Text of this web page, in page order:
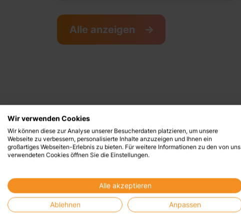
Alle anzeigen
Pressemitteilungen
Wir verwenden Cookies
Wir können diese zur Analyse unserer Besucherdaten platzieren, um unsere
Webseite zu verbessern, personalisierte Inhalte anzuzeigen und Ihnen ein
großartiges Webseiten-Erlebnis zu bieten. Für weitere Informationen zu den von uns
verwendeten Cookies öffnen Sie die Einstellungen.
Alle akzeptieren
Ablehnen Anpassen